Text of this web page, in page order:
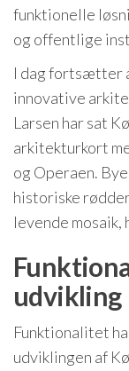
funktionelle
og offentlige
I dag fortsætter
innovative
Larsen har sat
arkitekturkort
og Operaen.
historiske
levende
udvikling
Funktionalitet
udviklingen af